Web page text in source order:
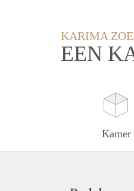
KARIMA
EEN
Kamer